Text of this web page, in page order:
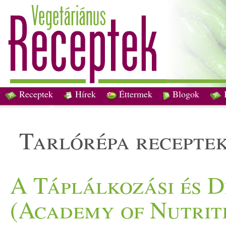
Receptek Hírek Éttermek Blogok
tarlórépa
A Táplálkozási és
(Academy of